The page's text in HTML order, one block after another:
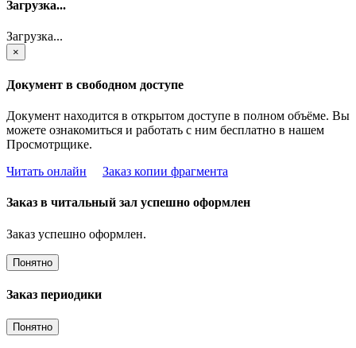
Загрузка...
Загрузка...
×
Документ в свободном доступе
Документ находится в открытом доступе в полном объёме. Вы
можете ознакомиться и работать с ним бесплатно в нашем
Просмотрщике.
Читать онлайн
Заказ копии фрагмента
Заказ в читальный зал успешно оформлен
Заказ успешно оформлен.
Понятно
Заказ периодики
Понятно